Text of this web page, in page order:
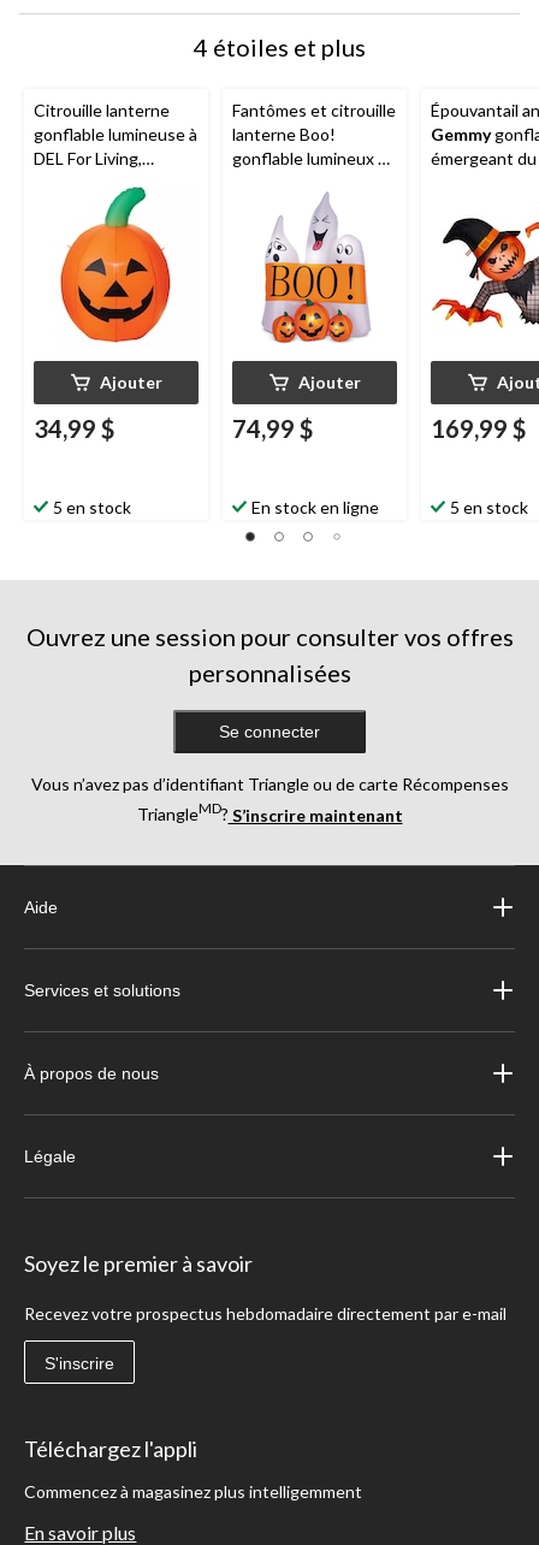
4 étoiles et plus
Citrouille lanterne
gonflable lumineuse à
DEL For Living,
orange, 3,5 pi,
décoration
d'extérieur
autogonflante pour
l'Halloween
Ajouter
34,99 $
5 en stock
Fantômes et citrouille
lanterne Boo!
gonflable lumineux à
blanc/orange, 5,5 pi,
décoration
d'extérieur
autogonflante pour
l'Halloween
Ajouter
74,99 $
En stock en ligne
Épouvantail
Gemmy
émergeant du
169,99 $
5 en stock
Ouvrez une session pour consulter vos offres
personnalisées
Se connecter
Vous n’avez pas d’identifiant Triangle ou de carte Récompenses
TriangleMD? S’inscrire maintenant
Aide
Services et solutions
À propos de nous
Légale
Soyez le premier à savoir
Recevez votre prospectus hebdomadaire directement par e-mail
S'inscrire
Téléchargez l'appli
Commencez à magasinez plus intelligemment
En savoir plus